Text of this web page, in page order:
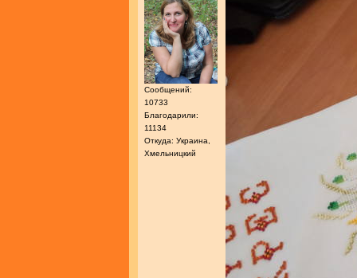
Сообщений:
10733
Благодарили:
11134
Откуда: Украина,
Хмельницкий